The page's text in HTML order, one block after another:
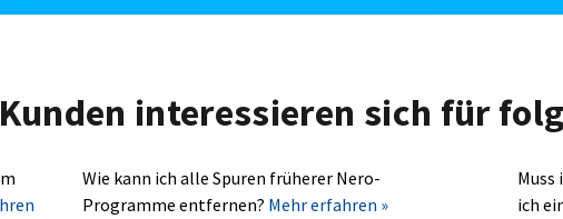
interessieren sich für
Wie kann ich alle Spuren früherer Nero-
Programme entfernen? Mehr erfahren »
ich